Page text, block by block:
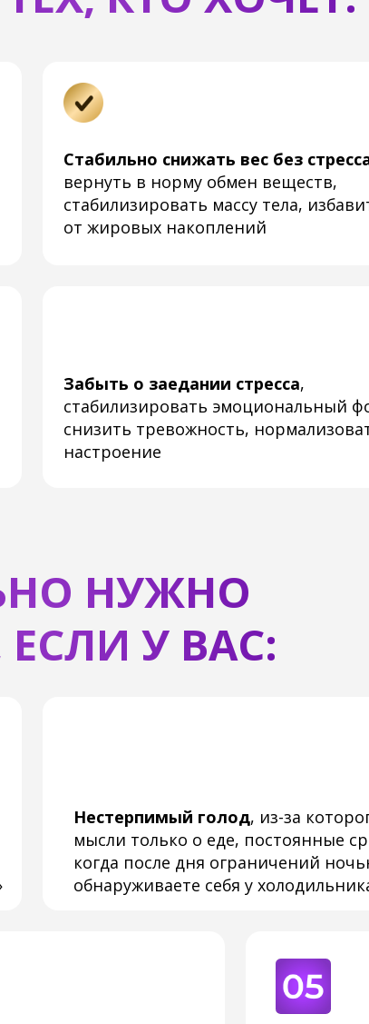
вернуть в норму обмен веществ,
Забыть о заедании стресса,
стабилизировать эмоциональный фон,
снизить тревожность, нормализовать
НУЖНО
У ВАС:
Нестерпимый голод, из-за которого все
мысли только о еде, постоянные срывы,
обнаруживаете себя у холодильника
тянутся
веками, к вечеру
надавливании на